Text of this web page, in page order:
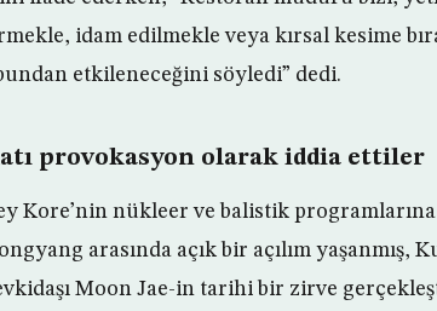
idam edilmekle veya kırsal kesime
etkileneceğini söyledi” dedi.
provokasyon olarak iddia ettiler
Kore’nin nükleer ve balistik
arasında açık bir açılım
Moon Jae-in tarihi bir zirve